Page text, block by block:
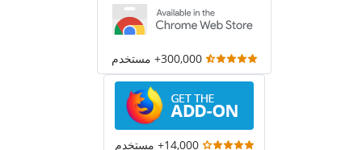
300,000+ مستخدم
14,000+ مستخدم